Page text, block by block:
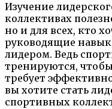
Изучение
коллективах
но и для всех, кто
руководящие
лидером. Ведь
тренируются,
требует
вы хотите стать
спортивных